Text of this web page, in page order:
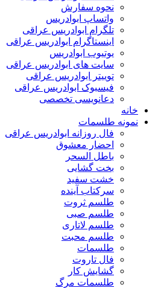
نحوه سفارش
واتساپ ابوادریس
تلگرام ابوادریس عراقی
اینستاگرام ابوادریس عراقی
یوتیوب ابوادریس
سایت های ابوادریس عراقی
توییتر ابوادریس عراقی
فیسبوک ابوادریس عراقی
دعانویسی تخصصی
خانه
نمونه طلسمات
فال روزانه ابوادریس عراقی
احضار معشوق
باطل السحر
بخت گشایی
خشت سفید
سرکتاب آینده
طلسم ثروت
طلسم صبی
طلسم لاتاری
طلسم محبت
طلسمات
فال تاروت
گشایش کار
طلسمات مرگ